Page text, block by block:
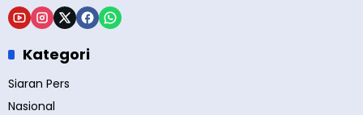
Kategori
Siaran Pers
Nasional